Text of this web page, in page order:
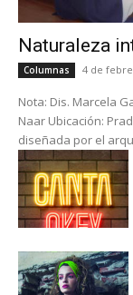
Naturaleza
Columnas 4 de
Nota: Dis. Marcela
Naar Ubicación:
diseñada por el